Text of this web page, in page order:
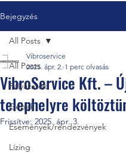
Bejegyzés
All Posts
Pályázatok
Gépek
Események/rendezvények
Lízing
All Posts
VibroService Kft. –
telephelyre
Vibroservice
2025. ápr. 2. 1 perc olvasás
Frissítve: 2025. ápr. 3.